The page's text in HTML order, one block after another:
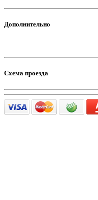
Дополнительно
Схема проезда